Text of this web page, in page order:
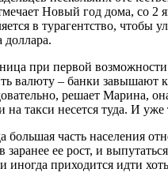
Новый год дома, со
в турагентство,
доллара.
при первой
валюту – банки
решает
такси несется туда. И
большая часть населения
ее рост, и
приходится идти